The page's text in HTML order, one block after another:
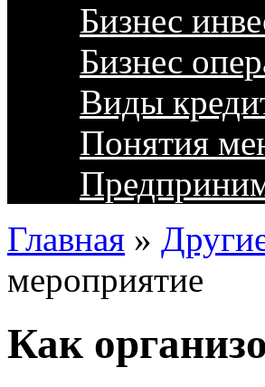
Бизнес
Бизнес
Виды
Понятия
Главная »
мероприятие
Как